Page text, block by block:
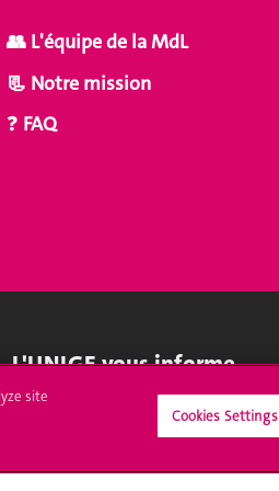
👥 L'équipe de la MdL
📃 Notre mission
❓ FAQ
L'UNIGE vous informe
site
Cookies Settings